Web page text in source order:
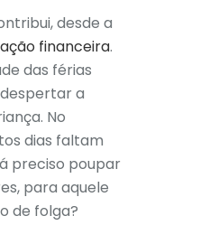
desde a
financeira.
das férias
a
No
dias faltam
preciso poupar
para aquele
de folga?